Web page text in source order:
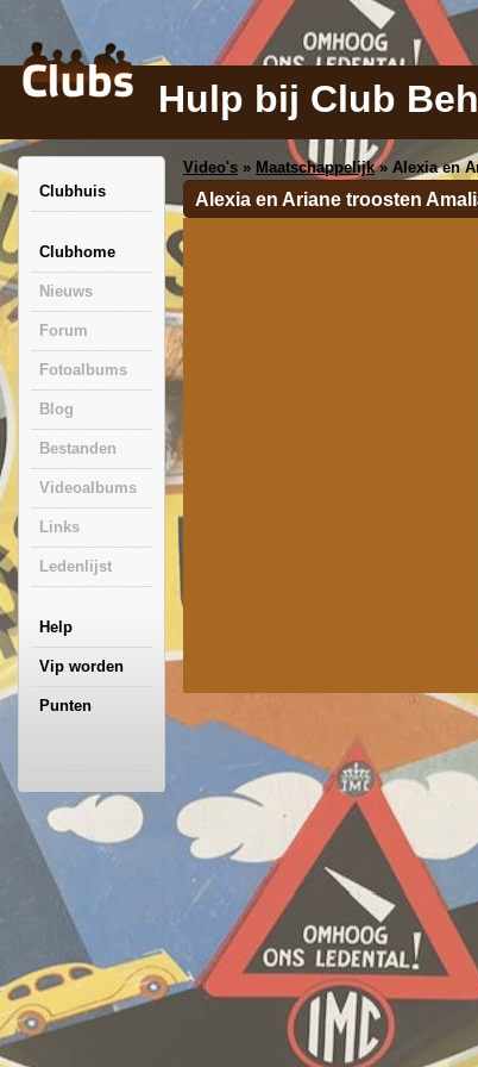
Hulp bij Club
Clubhuis
Clubhome
Nieuws
Forum
Fotoalbums
Blog
Bestanden
Videoalbums
Links
Ledenlijst
Help
Vip worden
Punten
Video's » Maatschappelijk» Alexia en
Alexia en Ariane troosten